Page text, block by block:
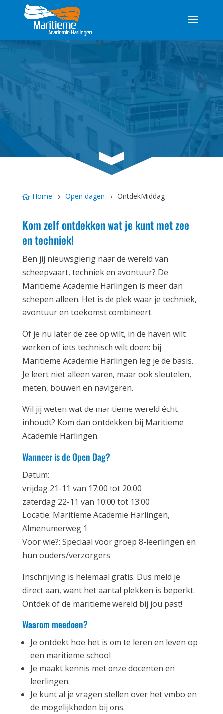
3
Home Open dagen OntdekMiddag
Kom zelf ontdekken wat je kunt met zee
en techniek!
Ben jij nieuwsgierig naar de wereld van
scheepvaart, techniek en avontuur? De
Maritieme Academie Harlingen is meer dan
schepen alleen. Het is de plek waar je techniek,
avontuur en toekomst combineert.
Of je nu later de zee op wilt, in de haven wilt
werken of iets technisch wilt doen: bij
Maritieme Academie Harlingen leg je de basis.
Je leert niet alleen varen, maar ook sleutelen,
meten, bouwen en navigeren.
Wil jij weten wat de maritieme wereld écht
inhoudt? Kom dan ontdekken bij Maritieme
Academie Harlingen.
Wanneer is de Open Dag?
Datum:
vrijdag 21-11 van 17:00 tot 20:00
zaterdag 22-11 van 10:00 tot 13:00
Locatie: Maritieme Academie Harlingen,
Almenumerweg 1
Voor wie?: Speciaal voor groep 8-leerlingen en
hun ouders/verzorgers
Inschrijving is helemaal gratis. Dus meld je
direct aan, want het aantal plekken is beperkt.
Ontdek of de maritieme wereld bij jou past!
Waarom meedoen?
Je ontdekt hoe het is om te leren en leven op
een maritieme school.
Je maakt kennis met onze docenten en
leerlingen.
Je kunt al je vragen stellen over het vmbo en
de mogelijkheden bij ons.